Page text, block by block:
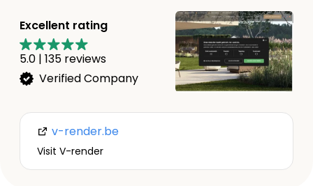
Excellent rating
5.0 | 135 reviews
Verified Company
v-render.be
Visit V-render